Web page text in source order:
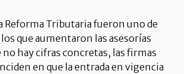
Reforma Tributaria fueron uno de
que aumentaron las asesorías
no hay cifras concretas, las firmas
en que la entrada en vigencia